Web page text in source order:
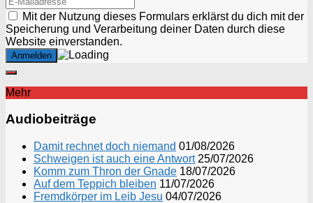
Mit der Nutzung dieses Formulars erklärst du dich mit der
Speicherung und Verarbeitung deiner Daten durch diese
Website einverstanden.
Mehr
Audiobeiträge
Damit rechnet doch niemand 01/08/2026
Schweigen ist auch eine Antwort 25/07/2026
Komm zum Thron der Gnade 18/07/2026
Auf dem Teppich bleiben 11/07/2026
Fremdkörper im Leib Jesu 04/07/2026